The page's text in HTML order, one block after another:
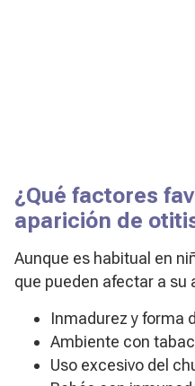
¿Qué factores
aparición de
Aunque es habitual en
que pueden afectar a su
Inmadurez y forma
Ambiente con
Uso excesivo del